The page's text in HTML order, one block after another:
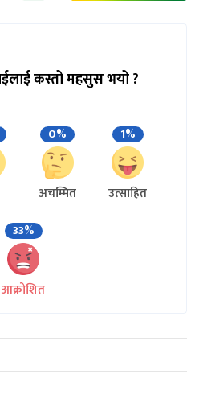
कस्तो महसुस भयो ?
0%
अचम्मित
1%
उत्साहित
33%
आक्रोशित